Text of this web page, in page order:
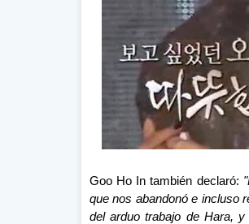
Goo Ho In también declaró:
que nos abandonó e incluso
del arduo trabajo de Hara,